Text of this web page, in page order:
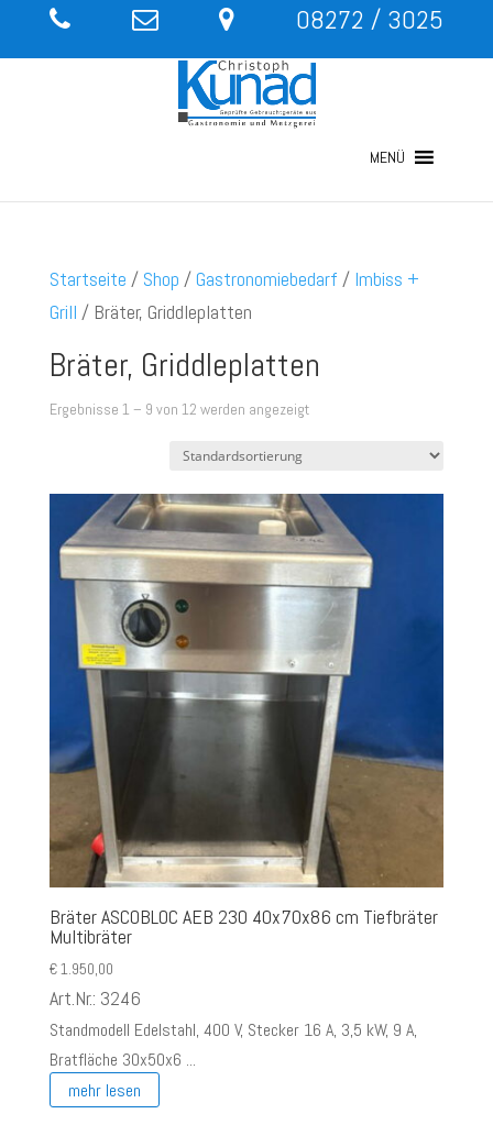
08272 / 3025
MENÜ
Startseite / Shop /Gastronomiebedarf / Imbiss +
Grill / Bräter, Griddleplatten
Bräter, Griddleplatten
Ergebnisse 1 – 9 von 12 werden angezeigt
Bräter ASCOBLOC AEB 230 40x70x86 cm Tiefbräter
Multibräter
€1.950,00
Art.Nr.: 3246
Standmodell Edelstahl, 400 V, Stecker 16 A, 3,5 kW, 9 A,
Bratfläche 30x50x6 ...
mehr lesen